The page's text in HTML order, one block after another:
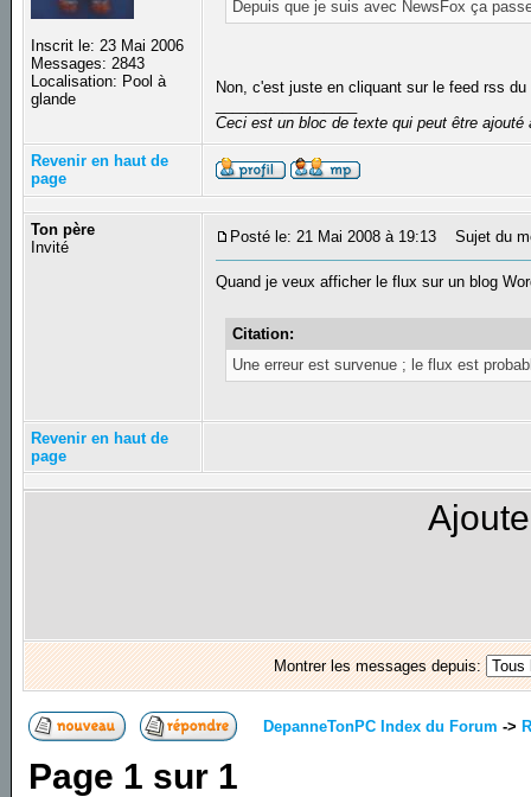
Inscrit le: 23 Mai 2006
Messages: 2843
Localisation: Pool à
glande
Depuis que je suis avec NewsFox ça
Non, c'est juste en cliquant sur le feed rss
Ceci est un bloc de texte qui peut être
Revenir en haut de
page
Ton père
Invité
Posté le: 21 Mai 2008 à 19:13 Sujet du
Quand je veux afficher le flux sur un blog
Citation:
Une erreur est survenue ; le flux est
Revenir en haut de
page
Montrer les messages depuis:
DepanneTonPC Index du Forum ->
Page 1 sur 1